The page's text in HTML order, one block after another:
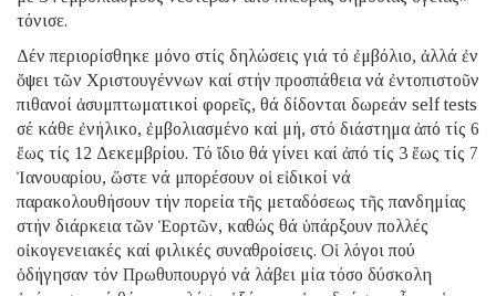
τόνισε.
Δέν περιορίσθηκε μόνο στίς δηλώσεις γιά τό ἐμβόλιο, ἀλλά ἐν
ὄψει τῶν Χριστουγέννων καί στήν προσπάθεια νά ἐντοπιστοῦν
πιθανοί ἀσυμπτωματικοί φορεῖς, θά δίδονται δωρεάν self tests
σέ κάθε ἐνήλικο, ἐμβολιασμένο καί μή, στό διάστημα ἀπό τίς 6
ἕως τίς 12 Δεκεμβρίου. Τό ἴδιο θά γίνει καί ἀπό τίς 3 ἕως τίς 7
Ἰανουαρίου, ὥστε νά μπορέσουν οἱ εἰδικοί νά
παρακολουθήσουν τήν πορεία τῆς μεταδόσεως τῆς πανδημίας
στήν διάρκεια τῶν Ἑορτῶν, καθώς θά ὑπάρξουν πολλές
οἰκογενειακές καί φιλικές συναθροίσεις. Οἱ λόγοι πού
ὁδήγησαν τόν Πρωθυπουργό νά λάβει μία τόσο δύσκολη